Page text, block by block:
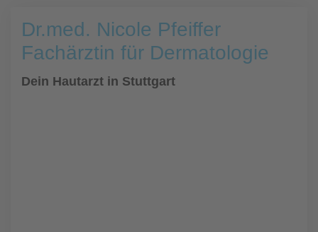
Dr.med. Nicole Pfeiffer
Fachärztin für Dermatologie
Dein Hautarzt in Stuttgart